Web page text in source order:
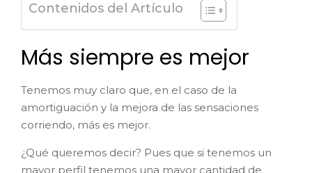
Contenidos del Artículo
Más siempre es mejor
Tenemos muy claro que, en el caso de la
amortiguación y la mejora de las sensaciones
corriendo, más es mejor.
¿Qué queremos decir? Pues que si tenemos un
mayor perfil tenemos una mayor cantidad de